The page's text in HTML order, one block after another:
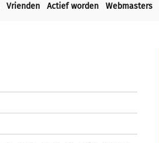
Vrienden Actief worden Webmasters